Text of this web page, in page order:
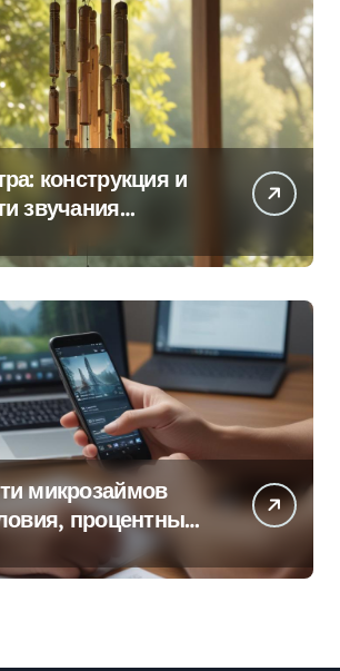
конструкция и
звучания
микрозаймов
процентные
оформления